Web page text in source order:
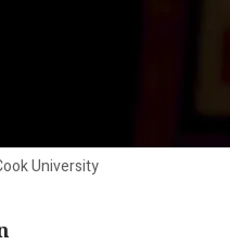
University